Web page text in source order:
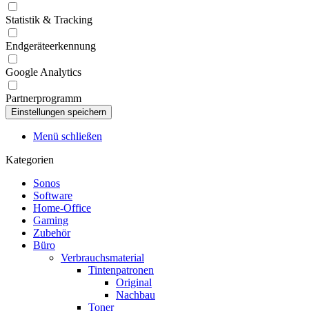
Statistik & Tracking
Endgeräteerkennung
Google Analytics
Partnerprogramm
Menü schließen
Kategorien
Sonos
Software
Home-Office
Gaming
Zubehör
Büro
Verbrauchsmaterial
Tintenpatronen
Original
Nachbau
Toner